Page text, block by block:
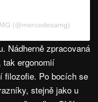
(@mercedesamg)
Nádherně zpracovaná
tak ergonomií
filozofie. Po bocích se
stejně jako u